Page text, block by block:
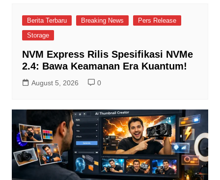
Berita Terbaru Breaking News
Pers Release
Storage
NVM Express Rilis Spesifikasi NVMe
2.4: Bawa Keamanan Era Kuantum!
August 5, 2026 0